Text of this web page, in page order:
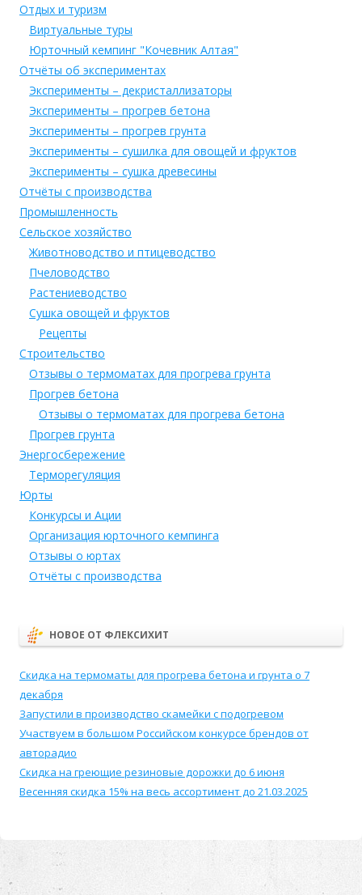
Отдых и туризм
Виртуальные туры
Юрточный кемпинг "Кочевник Алтая"
Отчёты об экспериментах
Эксперименты – декристаллизаторы
Эксперименты – прогрев бетона
Эксперименты – прогрев грунта
Эксперименты – сушилка для овощей и фруктов
Эксперименты – сушка древесины
Отчёты с производства
Промышленность
Сельское хозяйство
Животноводство и птицеводство
Пчеловодство
Растениеводство
Сушка овощей и фруктов
Рецепты
Строительство
Отзывы о термоматах для прогрева грунта
Прогрев бетона
Отзывы о термоматах для прогрева бетона
Прогрев грунта
Энергосбережение
Терморегуляция
Юрты
Конкурсы и Ации
Организация юрточного кемпинга
Отзывы о юртах
Отчёты с производства
НОВОЕ ОТ ФЛЕКСИХИТ
Скидка на термоматы для прогрева бетона и грунта о 7
декабря
Запустили в производство скамейки с подогревом
Участвуем в большом Российском конкурсе брендов от
авторадио
Скидка на греющие резиновые дорожки до 6 июня
Весенняя скидка 15% на весь ассортимент до 21.03.2025